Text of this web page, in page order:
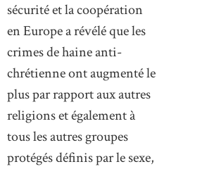
sécurité et la coopération
en Europe a révélé que les
crimes de haine anti-
chrétienne ont augmenté le
plus par rapport aux autres
religions et également à
tous les autres groupes
protégés définis par le sexe,